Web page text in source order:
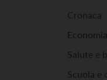
Cronaca
Salute e
Scuola e